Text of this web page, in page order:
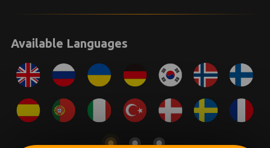
Available Languages